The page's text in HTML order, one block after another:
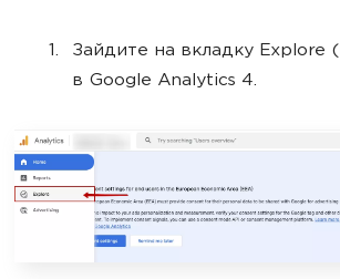
Зайдите на вкладку Explore
в Google Analytics 4.